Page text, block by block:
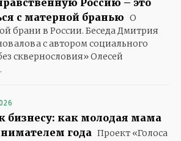
Россию – это
с матерной бранью О
брани в России. Беседа Дмитрия
с автором социального
сквернословия» Олесей
бизнесу: как молодая мама
года Проект «Голоса